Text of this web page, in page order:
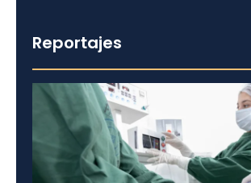
Reportajes